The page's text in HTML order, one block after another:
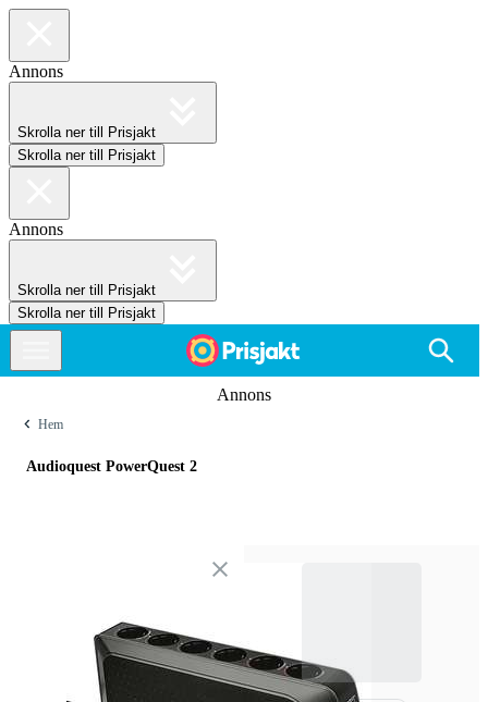
Annons
Skrolla ner till Prisjakt
Skrolla ner till Prisjakt
Annons
Skrolla ner till Prisjakt
Skrolla ner till Prisjakt
Annons
Hem
Audioquest PowerQuest 2